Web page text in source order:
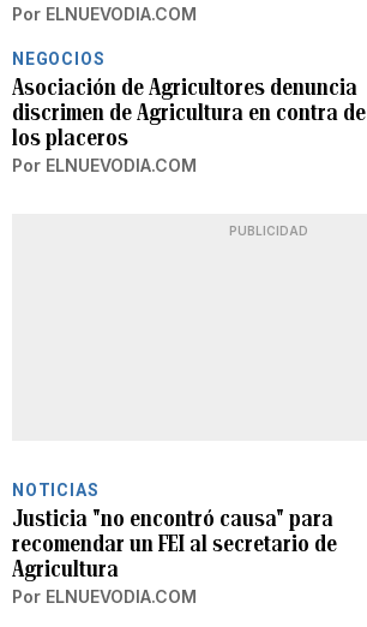
Por ELNUEVODIA.COM
NEGOCIOS
Asociación de Agricultores denuncia
discrimen de Agricultura en contra de
los placeros
Por ELNUEVODIA.COM
PUBLICIDAD
NOTICIAS
Justicia "no encontró causa" para
recomendar un FEI al secretario de
Agricultura
Por ELNUEVODIA.COM